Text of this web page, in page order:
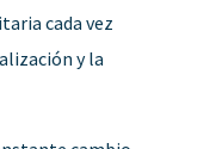
cada vez
y la